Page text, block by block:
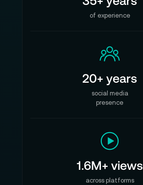
of experience
20+ years
social media
presence
1.6M+ views
across platforms